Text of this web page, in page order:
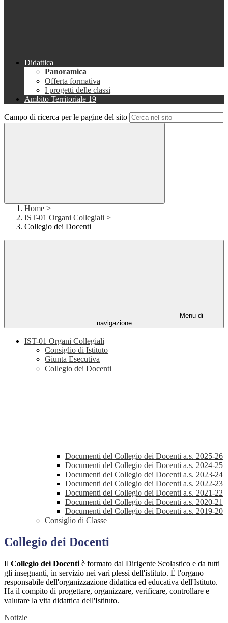
Didattica
Panoramica
Offerta formativa
I progetti delle classi
Ambito Territoriale 19
Campo di ricerca per le pagine del sito
Home >
IST-01 Organi Collegiali >
Collegio dei Docenti
Menu di
navigazione
IST-01 Organi Collegiali
Consiglio di Istituto
Giunta Esecutiva
Collegio dei Docenti
Documenti del Collegio dei Docenti a.s. 2025-26
Documenti del Collegio dei Docenti a.s. 2024-25
Documenti del Collegio dei Docenti a.s. 2023-24
Documenti del Collegio dei Docenti a.s. 2022-23
Documenti del Collegio dei Docenti a.s. 2021-22
Documenti del Collegio dei Docenti a.s. 2020-21
Documenti del Collegio dei Docenti a.s. 2019-20
Consiglio di Classe
Collegio dei Docenti
Il Collegio dei Docenti è formato dal Dirigente Scolastico e da tutti
gli insegnanti, in servizio nei vari plessi dell'istituto. È l'organo
responsabile dell'organizzazione didattica ed educativa dell'Istituto.
Ha il compito di progettare, organizzare, verificare, controllare e
valutare la vita didattica dell'Istituto.
Notizie